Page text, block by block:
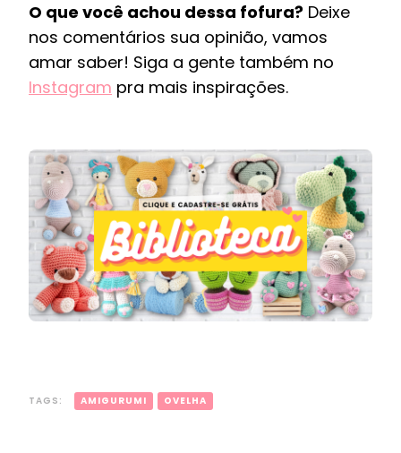
O que você achou dessa fofura? Deixe
nos comentários sua opinião, vamos
amar saber! Siga a gente também no
Instagram pra mais inspirações.
TAGS: AMIGURUMI OVELHA